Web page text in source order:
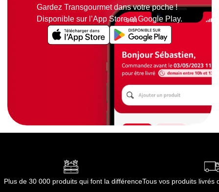
Gardez Transgourmet dans votre poche !
Disponible sur l’App Store et Google Play.
Plus de 30 000 produits qui font la différenceTous vos produits livrés